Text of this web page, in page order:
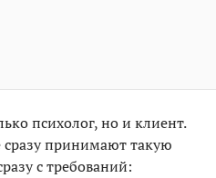
психолог, но и клиент.
принимают такую
с требований: